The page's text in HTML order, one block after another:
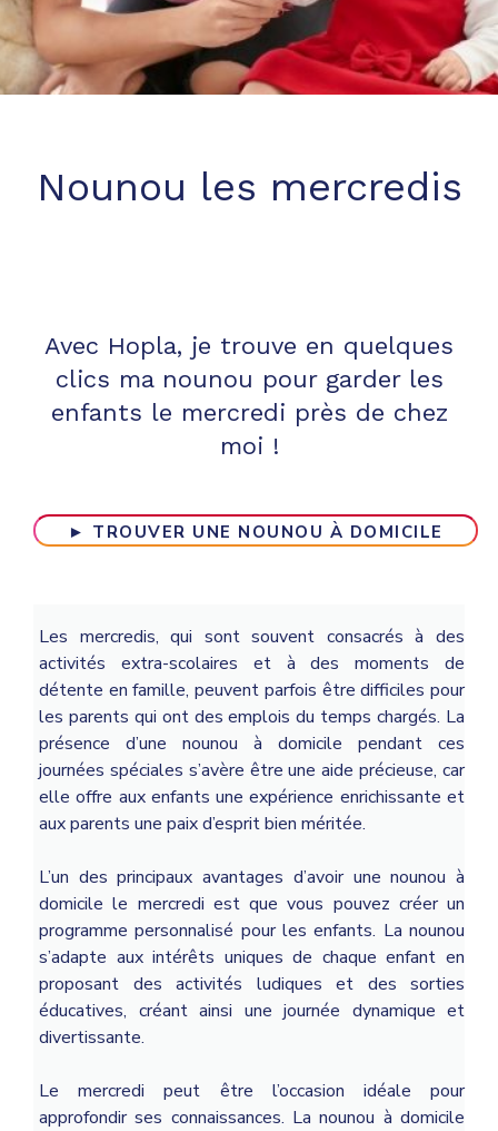
Nounou les mercredis
Avec Hopla, je trouve en quelques
clics ma nounou pour garder les
enfants le mercredi près de chez
moi !
► TROUVER UNE NOUNOU À DOMICILE
Les mercredis, qui sont souvent consacrés à des
activités extra-scolaires et à des moments de
détente en famille, peuvent parfois être difficiles pour
les parents qui ont des emplois du temps chargés. La
présence d’une nounou à domicile pendant ces
journées spéciales s’avère être une aide précieuse, car
elle offre aux enfants une expérience enrichissante et
aux parents une paix d’esprit bien méritée.
L’un des principaux avantages d’avoir une nounou à
domicile le mercredi est que vous pouvez créer un
programme personnalisé pour les enfants. La nounou
s’adapte aux intérêts uniques de chaque enfant en
proposant des activités ludiques et des sorties
éducatives, créant ainsi une journée dynamique et
divertissante.
Le mercredi peut être l’occasion idéale pour
approfondir ses connaissances. La nounou à domicile